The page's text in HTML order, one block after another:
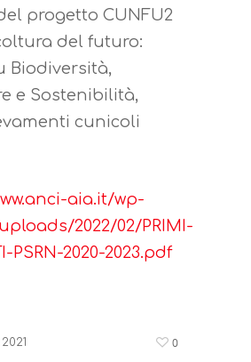
progetto CUNFU2
del futuro:
Biodiversità,
e Sostenibilità,
cunicoli
aia.it/wp-
2022/02/PRIMI-
PSRN-2020-2023.pdf
0